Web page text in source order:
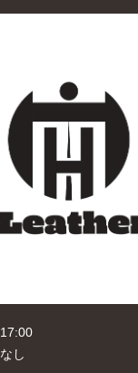
し